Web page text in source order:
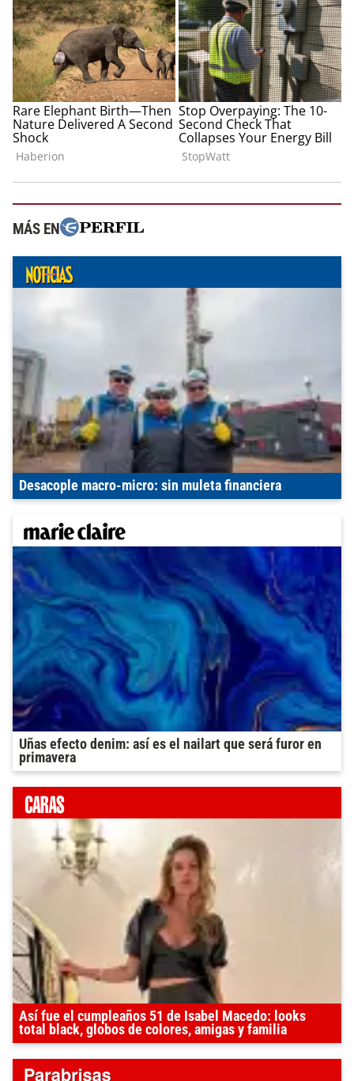
MÁS EN
Desacople macro-micro: sin muleta financiera
Uñas efecto denim: así es el nailart que será furor en
primavera
Así fue el cumpleaños 51 de Isabel Macedo: looks
total black, globos de colores, amigas y familia